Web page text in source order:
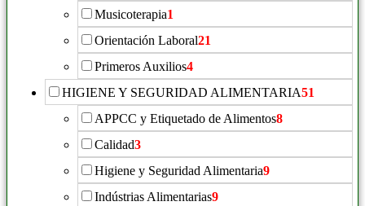
Musicoterapia1
Orientación Laboral21
Primeros Auxilios4
HIGIENE Y SEGURIDAD ALIMENTARIA51
APPCC y Etiquetado de Alimentos8
Calidad3
Higiene y Seguridad Alimentaria9
Indústrias Alimentarias9